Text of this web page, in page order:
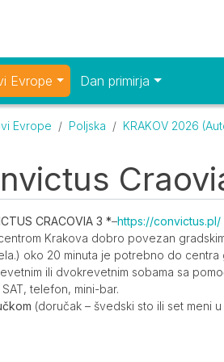
Evrope Dan primirja
Evrope Poljska KRAKOV 2026
CRACOVIA 3 *–https://convictus.pl/
Krakova dobro povezan
oko 20 minuta je potrebno do centra
ili dvokrevetnim sobama sa
telefon, mini-bar.
(doručak – švedski sto ili set meni